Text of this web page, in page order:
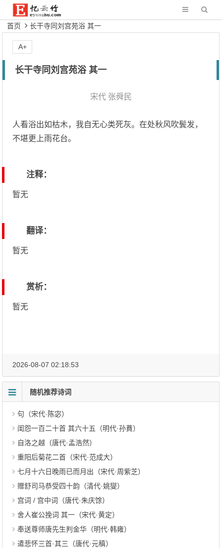
首页 长干寺同刘宫苑浴 其一
长干寺同刘宫苑浴 其一
宋代 张舜民
人看浴出如枯木，我自无心类死灰。在处秋风吹鬓发，
不堪更上雨花台。
注释：
暂无
翻译：
暂无
赏析：
暂无
A+
2026-08-07 02:18:53
随机推荐诗词
句（宋代·陈宓）
闺怨一百二十首 其六十五（明代·孙蕡）
自洛之越（唐代·孟浩然）
重阳后菊花二首（宋代·范成大）
七月十六日晚雨已而月出（宋代·周紫芝）
赠舒司马恭受四十韵（清代·姚燮）
宫词 / 宫中词（唐代·朱庆馀）
舍人崔公挽词 其一（宋代·黄定）
奉送尊师唐先生判金华（明代·韩雍）
遣悲怀三首·其三（唐代·元稹）